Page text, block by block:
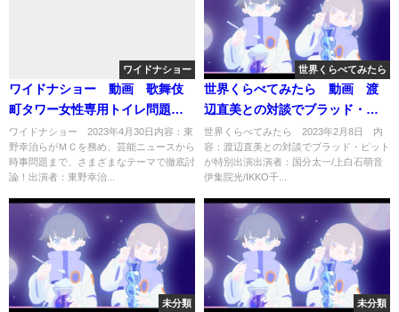
ワイドナショー
ワイドナショー 動画 歌舞伎
町タワー女性専用トイレ問題
2023年4月30日
ワイドナショー 2023年4月30日内容：東
野幸治らがＭＣを務め、芸能ニュースから
時事問題まで、さまざまなテーマで徹底討
論！出演者：東野幸治...
世界くらべてみたら
世界くらべてみたら 動画 渡
辺直美との対談でブラッド・ピ
ットが特別出演 2月8日
世界くらべてみたら 2023年2月8日 内
容：渡辺直美との対談でブラッド・ピット
が特別出演出演者：国分太一/上白石萌音
伊集院光/IKKO千...
未分類 未分類